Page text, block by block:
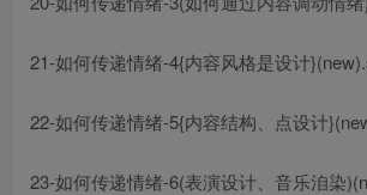
21-如何传递情绪-4{内容风格是设计
22-如何传递情绪-5{内容结构、点设计
23-如何传递情绪-6(表演设计、音乐洎染